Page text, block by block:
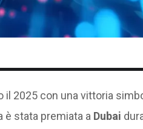
il 2025 con una vittoria
è stata premiata a Dubai